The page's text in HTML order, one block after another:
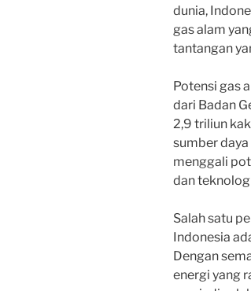
dunia,
gas alam
tantangan
Potensi gas
dari Badan
2,9 triliun
sumber
menggali
dan
Salah satu
Indonesia
Dengan
energi yang